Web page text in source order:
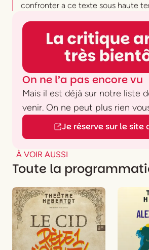
confronter a ce texte sous haute
On ne l’a pas encore vu
Mais il est déjà sur notre liste
venir. On ne peut plus rien
Je réserve sur le site
À VOIR AUSSI
Toute la